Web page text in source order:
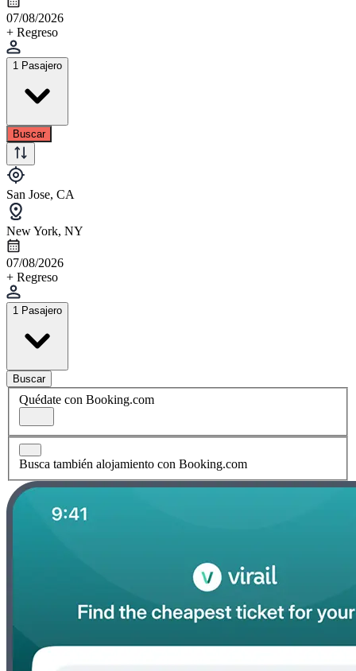
07/08/2026
+ Regreso
1 Pasajero
Buscar
San Jose, CA
New York, NY
07/08/2026
+ Regreso
1 Pasajero
Buscar
Quédate con Booking.com
Busca también alojamiento con Booking.com